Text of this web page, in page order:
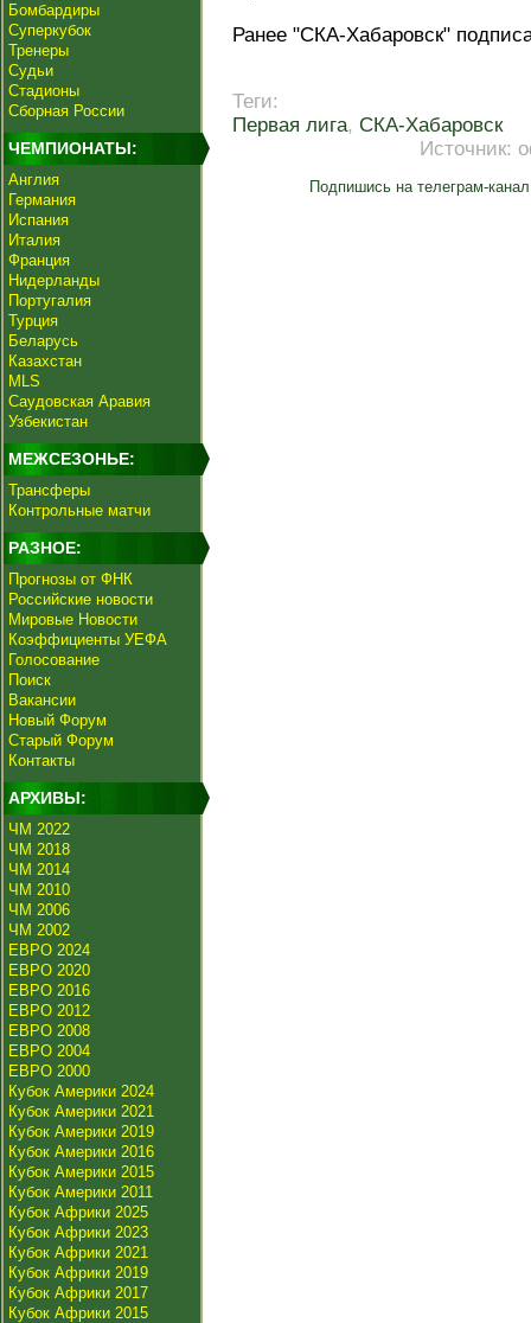
Бомбардиры
Суперкубок
Тренеры
Судьи
Стадионы
Сборная России
ЧЕМПИОНАТЫ:
Англия
Германия
Испания
Италия
Франция
Нидерланды
Португалия
Турция
Беларусь
Казахстан
MLS
Саудовская Аравия
Узбекистан
МЕЖСЕЗОНЬЕ:
Трансферы
Контрольные матчи
РАЗНОЕ:
Прогнозы от ФНК
Российские новости
Мировые Новости
Коэффициенты УЕФА
Голосование
Поиск
Вакансии
Новый Форум
Старый Форум
Контакты
АРХИВЫ:
ЧМ 2022
ЧМ 2018
ЧМ 2014
ЧМ 2010
ЧМ 2006
ЧМ 2002
ЕВРО 2024
ЕВРО 2020
ЕВРО 2016
ЕВРО 2012
ЕВРО 2008
ЕВРО 2004
ЕВРО 2000
Кубок Америки 2024
Кубок Америки 2021
Кубок Америки 2019
Кубок Америки 2016
Кубок Америки 2015
Кубок Америки 2011
Кубок Африки 2025
Кубок Африки 2023
Кубок Африки 2021
Кубок Африки 2019
Кубок Африки 2017
Кубок Африки 2015
Ранее "СКА‑Хабаровск"
Теги:
Первая лига, СКА-Хабаровск
Источник:
Подпишись на телеграм-